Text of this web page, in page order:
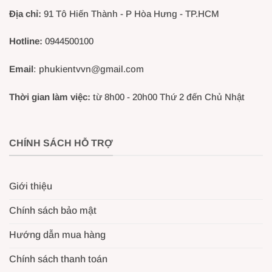
Địa chỉ: 91 Tô Hiến Thành - P Hòa Hưng - TP.HCM
Hotline: 0944500100
Email: phukientvvn@gmail.com
Thời gian làm việc: từ 8h00 - 20h00 Thứ 2 đến Chủ Nhật
CHÍNH SÁCH HỖ TRỢ
Giới thiệu
Chính sách bảo mật
Hướng dẫn mua hàng
Chính sách thanh toán